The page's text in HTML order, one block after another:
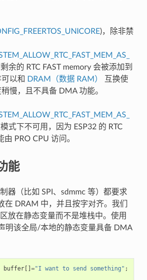
)，除非禁
余的 RTC FAST memory 会被添加到
以和
DRAM（数据 RAM）
互换使
慢，且不具备 DMA 功能。
式下不可用，因为 ESP32 的 RTC
由 PRO CPU 访问。
能
器（比如 SPI、sdmmc 等）都要求
在 DRAM 中，并且按字对齐。我们
放在静态变量而不是堆栈中。使用
明该全局/本地的静态变量具备 DMA
buffer[] ="I want to send something" ;